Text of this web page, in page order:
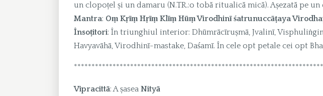
un clopoțel și un damaru (N.TR.:o tobă ritualică mică). Așezată pe
Mantra: Oṃ Kṛīṃ Hṛīṃ Klīṃ Hūṃ Virodhinī śatrunuccāṭaya
Însoțitori: În triunghiul interior: Dhūmrācīruṣmā, Jvalinī,
Havyavāhā, Virodhinī-mastake, Daśamī. În cele opt petale cei opt
Vipracittā: A șasea Nityā